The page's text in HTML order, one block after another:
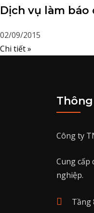
Dịch vụ làm báo
02/09/2015
Chi tiết »
Công ty
Cung cấp
nghiệp.
Tầng